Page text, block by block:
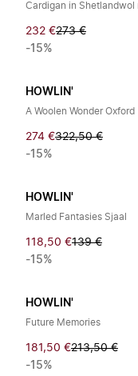
232 €273 €
-15%
HOWLIN'
A Woolen Wonder Oxford
274 €322,50 €
-15%
HOWLIN'
Marled Fantasies Sjaal
118,50 €139 €
-15%
HOWLIN'
Future Memories
181,50 €213,50 €
-15%